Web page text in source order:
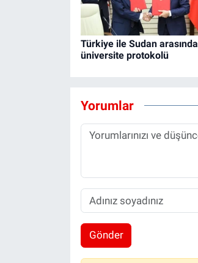
Türkiye ile Sudan arasında
üniversite protokolü
Yorumlar
Gönder